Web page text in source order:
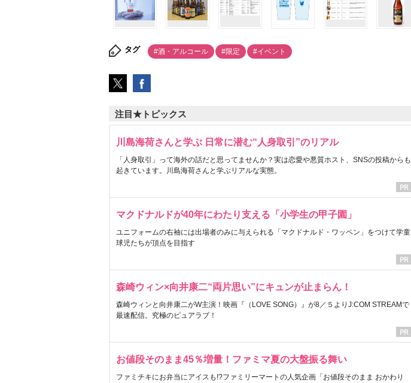
タグ #酒・アルコール #限定 #イベント
注目★トピックス
川島海荷さんと学ぶ 日常に潜む“人身取引”のリアル
「人身取引」って海外の話だと思ってませんか？実は恋愛や悪質ホスト、SNSの投稿からも
起きています。川島海荷さんと学ぶリアルな実態。
マクドナルドが40年にわたり支える「小学生の甲子園」
ユニフォームの右袖には出場者のみに与えられる「マクドナルド・ワッペン」をつけて学童
球児たちが頂点を目指す
森崎ウィン×向井康二“両片思い”にキュンが止まらん！
森崎ウィンと向井康二がW主演！映画『（LOVE SONG）』が8／５よりJ:COM STREAMで
最速配信。究極のピュアラブ！
お値段そのまま45％増量！ファミマ夏の大盤振る舞い
ファミチキにお弁当にアイスも!?ファミリーマートの人気企画「お値段そのまま おかわり